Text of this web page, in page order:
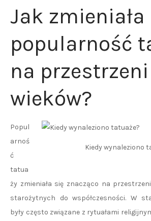
Jak zmieniała
popularność
na przestrzeni
wieków?
Kiedy wynaleziono
Popul
arnoś
ć
tatua
ży zmieniała się znacząco na
starożytnych do współczesności. W
były często związane z rytuałami